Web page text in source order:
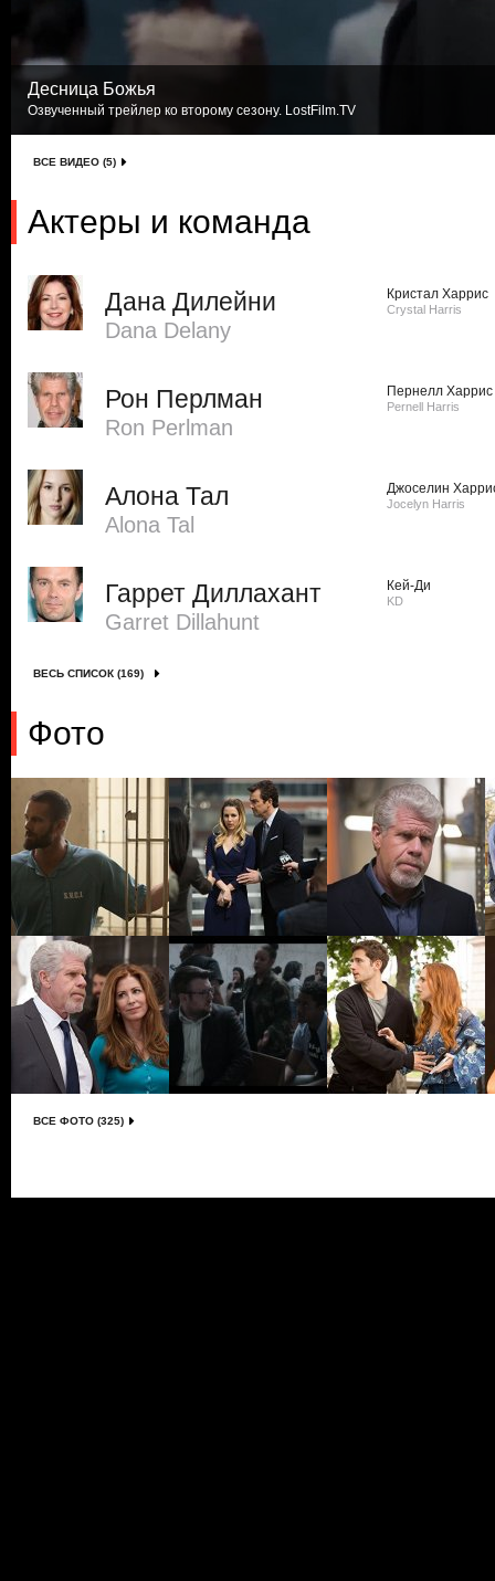
Десница Божья
Озвученный трейлер ко второму сезону. LostFilm.TV
ВСЕ ВИДЕО (5)
Актеры и команда
Дана Дилейни
Dana Delany
Кристал Харрис
Crystal Harris
Рон Перлман
Ron Perlman
Пернелл Харрис
Pernell Harris
Алона Тал
Alona Tal
Джоселин
Jocelyn Harris
Гаррет Диллахант
Garret Dillahunt
Кей-Ди
KD
ВЕСЬ СПИСОК (169)
Фото
ВСЕ ФОТО (325)